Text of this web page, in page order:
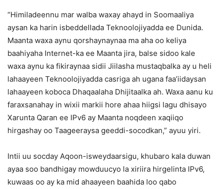
“Himiladeennu mar walba waxay ahayd in Soomaaliya
aysan ka harin isbeddellada Teknoolojiyadda ee Dunida.
Maanta waxa aynu qorshaynaynaa ma aha oo keliya
baahiyaha Internet-ka ee Maanta jira, balse sidoo kale
waxa aynu ka fikiraynaa sidii Jiilasha mustaqbalka ay u heli
lahaayeen Teknoolojiyadda casriga ah ugana faa’iidaysan
lahaayeen koboca Dhaqaalaha Dhijitaalka ah. Waxa aanu ku
faraxsanahay in wixii markii hore ahaa hiigsi lagu dhisayo
Xarunta Qaran ee IPv6 ay Maanta noqdeen xaqiiqo
hirgashay oo Taageeraysa geeddi-socodkan,” ayuu yiri.
Intii uu socday Aqoon-isweydaarsigu, khubaro kala duwan
ayaa soo bandhigay mowduucyo la xiriira hirgelinta IPv6,
kuwaas oo ay ka mid ahaayeen baahida loo qabo